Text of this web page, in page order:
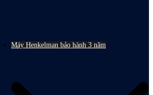
Máy Henkelman bảo hành 3 năm